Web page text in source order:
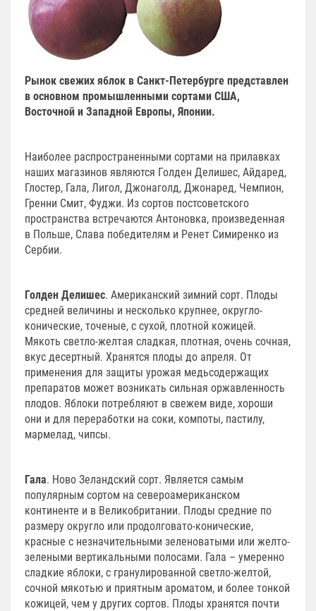
Рынок свежих яблок в Санкт-Петербурге представлен
в основном промышленными сортами США,
Восточной и Западной Европы, Японии.
Наиболее распространенными сортами на прилавках
наших магазинов являются Голден Делишес, Айдаред,
Глостер, Гала, Лигол, Джонаголд, Джонаред, Чемпион,
Гренни Смит, Фуджи. Из сортов постсоветского
пространства встречаются Антоновка, произведенная
в Польше, Слава победителям и Ренет Симиренко из
Сербии.
Голден Делишес. Американский зимний сорт. Плоды
средней величины и несколько крупнее, округло-
конические, точеные, с сухой, плотной кожицей.
Мякоть светло-желтая сладкая, плотная, очень сочная,
вкус десертный. Хранятся плоды до апреля. От
применения для защиты урожая медьсодержащих
препаратов может возникать сильная оржавленность
плодов. Яблоки потребляют в свежем виде, хороши
они и для переработки на соки, компоты, пастилу,
мармелад, чипсы.
Гала. Ново Зеландский сорт. Является самым
популярным сортом на североамериканском
континенте и в Великобритании. Плоды средние по
размеру округло или продолговато-конические,
красные с незначительными зеленоватыми или желто-
зелеными вертикальными полосами. Гала – умеренно
сладкие яблоки, с гранулированной светло-желтой,
сочной мякотью и приятным ароматом, и более тонкой
кожицей, чем у других сортов. Плоды хранятся почти